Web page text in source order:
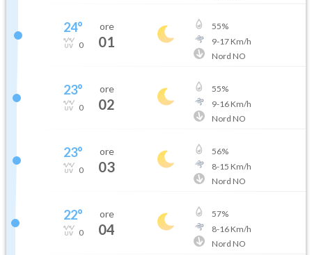
24°
0
ore
01
55%
9-17Km/h
Nord NO
23°
0
ore
02
55%
9-16Km/h
Nord NO
23°
0
ore
03
56%
8-15 Km/h
Nord NO
22°
0
ore
04
57%
8-16Km/h
Nord NO